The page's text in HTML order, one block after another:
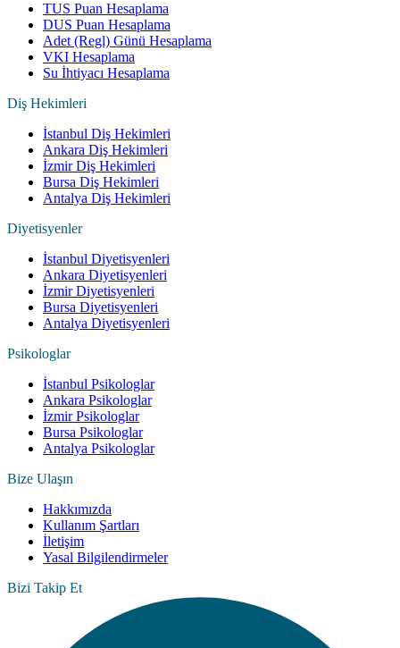
TUS Puan Hesaplama
DUS Puan Hesaplama
Adet (Regl) Günü Hesaplama
VKI Hesaplama
Su İhtiyacı Hesaplama
Diş Hekimleri
İstanbul Diş Hekimleri
Ankara Diş Hekimleri
İzmir Diş Hekimleri
Bursa Diş Hekimleri
Antalya Diş Hekimleri
Diyetisyenler
İstanbul Diyetisyenleri
Ankara Diyetisyenleri
İzmir Diyetisyenleri
Bursa Diyetisyenleri
Antalya Diyetisyenleri
Psikologlar
İstanbul Psikologlar
Ankara Psikologlar
İzmir Psikologlar
Bursa Psikologlar
Antalya Psikologlar
Bize Ulaşın
Hakkımızda
Kullanım Şartları
İletişim
Yasal Bilgilendirmeler
Bizi Takip Et